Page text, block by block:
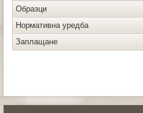
Образци
Нормативна уредба
Заплащане